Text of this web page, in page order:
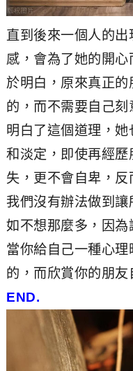
直到後來一個人的
感，會為了她的開
於明白，原來真正
的，而不需要自己刻
明白了這個道理，
和淡定，即使再經
失，更不會自卑，反
我們沒有辦法做到
如不想那麼多，因為
當你給自己一種心
的，而欣賞你的朋友
END.